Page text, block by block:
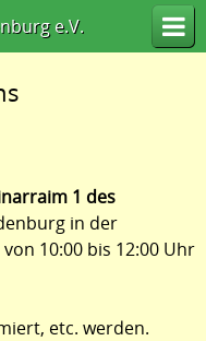
e.V.
1 des
in der
10:00 bis 12:00 Uhr
etc. werden.